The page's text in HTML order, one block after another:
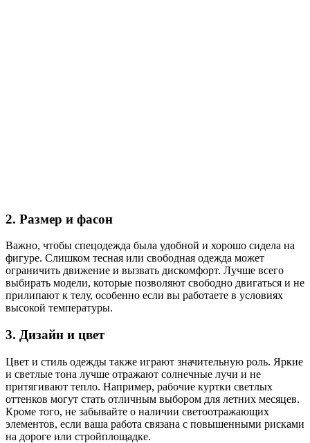
2. Размер и фасон
Важно, чтобы спецодежда была удобной и хорошо сидела на
фигуре. Слишком тесная или свободная одежда может
ограничить движение и вызвать дискомфорт. Лучше всего
выбирать модели, которые позволяют свободно двигаться и не
прилипают к телу, особенно если вы работаете в условиях
высокой температуры.
3. Дизайн и цвет
Цвет и стиль одежды также играют значительную роль. Яркие
и светлые тона лучше отражают солнечные лучи и не
притягивают тепло. Например, рабочие куртки светлых
оттенков могут стать отличным выбором для летних месяцев.
Кроме того, не забывайте о наличии светоотражающих
элементов, если ваша работа связана с повышенными рисками
на дороге или стройплощадке.